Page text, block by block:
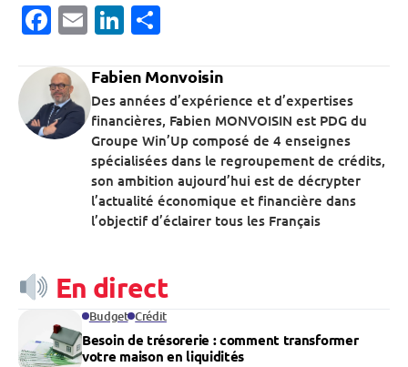
Facebook
EmailLinkedIn
Fabien Monvoisin
Des années d’expérience et d’expertises
financières, Fabien MONVOISIN est PDG du
Groupe Win’Up composé de 4 enseignes
spécialisées dans le regroupement de crédits,
son ambition aujourd’hui est de décrypter
l’actualité économique et financière dans
l’objectif d’éclairer tous les Français
En direct
Budget Crédit
Besoin de trésorerie : comment transformer
votre maison en liquidités